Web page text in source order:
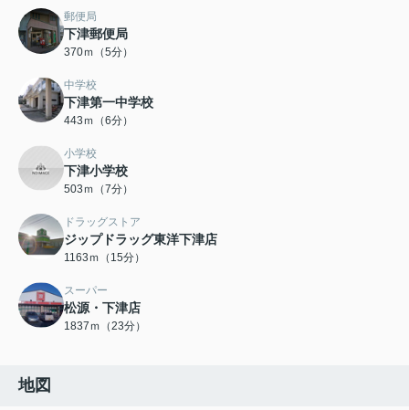
郵便局
下津郵便局
370ｍ（5分）
中学校
下津第一中学校
443ｍ（6分）
小学校
下津小学校
503ｍ（7分）
ドラッグストア
ジップドラッグ東洋下津店
1163ｍ（15分）
スーパー
松源・下津店
1837ｍ（23分）
地図